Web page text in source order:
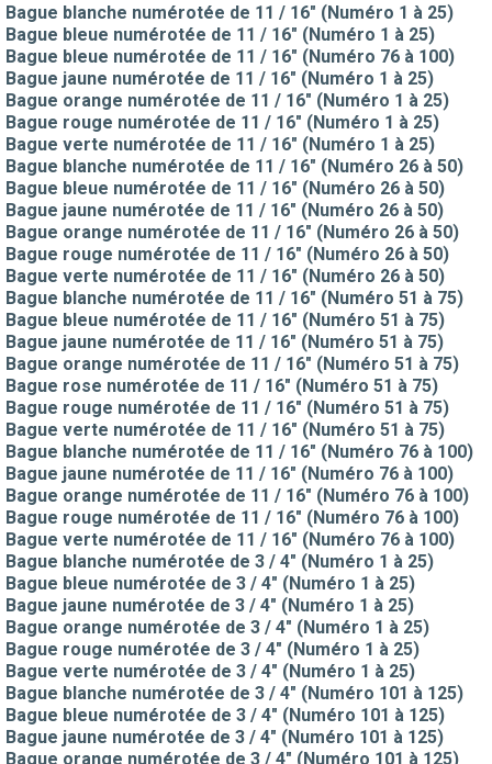
Bague blanche numérotée de 11 / 16" (Numéro 1 à 25)
Bague bleue numérotée de 11 / 16" (Numéro 1 à 25)
Bague bleue numérotée de 11 / 16" (Numéro 76 à 100)
Bague jaune numérotée de 11 / 16" (Numéro 1 à 25)
Bague orange numérotée de 11 / 16" (Numéro 1 à 25)
Bague rouge numérotée de 11 / 16" (Numéro 1 à 25)
Bague verte numérotée de 11 / 16" (Numéro 1 à 25)
Bague blanche numérotée de 11 / 16" (Numéro 26 à 50)
Bague bleue numérotée de 11 / 16" (Numéro 26 à 50)
Bague jaune numérotée de 11 / 16" (Numéro 26 à 50)
Bague orange numérotée de 11 / 16" (Numéro 26 à 50)
Bague rouge numérotée de 11 / 16" (Numéro 26 à 50)
Bague verte numérotée de 11 / 16" (Numéro 26 à 50)
Bague blanche numérotée de 11 / 16" (Numéro 51 à 75)
Bague bleue numérotée de 11 / 16" (Numéro 51 à 75)
Bague jaune numérotée de 11 / 16" (Numéro 51 à 75)
Bague orange numérotée de 11 / 16" (Numéro 51 à 75)
Bague rose numérotée de 11 / 16" (Numéro 51 à 75)
Bague rouge numérotée de 11 / 16" (Numéro 51 à 75)
Bague verte numérotée de 11 / 16" (Numéro 51 à 75)
Bague blanche numérotée de 11 / 16" (Numéro 76 à 100)
Bague jaune numérotée de 11 / 16" (Numéro 76 à 100)
Bague orange numérotée de 11 / 16" (Numéro 76 à 100)
Bague rouge numérotée de 11 / 16" (Numéro 76 à 100)
Bague verte numérotée de 11 / 16" (Numéro 76 à 100)
Bague blanche numérotée de 3 / 4" (Numéro 1 à 25)
Bague bleue numérotée de 3 / 4" (Numéro 1 à 25)
Bague jaune numérotée de 3 / 4" (Numéro 1 à 25)
Bague orange numérotée de 3 / 4" (Numéro 1 à 25)
Bague rouge numérotée de 3 / 4" (Numéro 1 à 25)
Bague verte numérotée de 3 / 4" (Numéro 1 à 25)
Bague blanche numérotée de 3 / 4" (Numéro 101 à 125)
Bague bleue numérotée de 3 / 4" (Numéro 101 à 125)
Bague jaune numérotée de 3 / 4" (Numéro 101 à 125)
Bague orange numérotée de 3 / 4" (Numéro 101 à 125)